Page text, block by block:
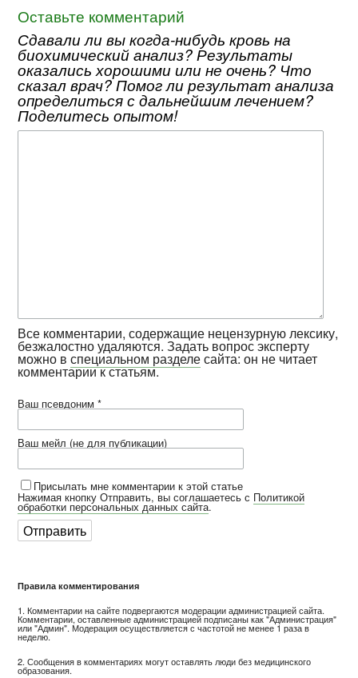
Оставьте комментарий
Сдавали ли вы когда-нибудь кровь на
биохимический анализ? Результаты
оказались хорошими или не очень? Что
сказал врач? Помог ли результат анализа
определиться с дальнейшим лечением?
Поделитесь опытом!
Все комментарии, содержащие нецензурную лексику,
безжалостно удаляются. Задать вопрос эксперту
можно вспециальном разделесайта: он не читает
комментарии к статьям.
Ваш псевдоним *
Ваш мейл (не для публикации)
Присылать мне комментарии к этой статье
Нажимая кнопку Отправить, вы соглашаетесь с Политикой
обработки персональных данных сайта.
Правила комментирования
1. Комментарии на сайте подвергаются модерации администрацией сайта.
Комментарии, оставленные администрацией подписаны как "Администрация"
или "Админ". Модерация осуществляется с частотой не менее 1 раза в
неделю.
2. Сообщения в комментариях могут оставлять люди без медицинского
образования.